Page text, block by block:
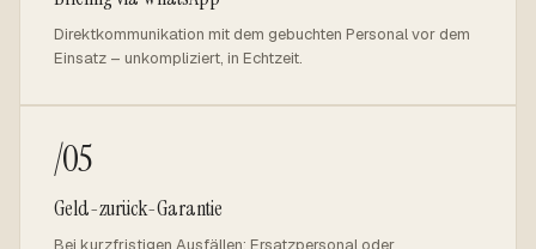
Direktkommunikation mit dem gebuchten Personal vor dem
Einsatz – unkompliziert, in Echtzeit.
/05
Geld-zurück-Garantie
Bei kurzfristigen Ausfällen: Ersatzpersonal oder